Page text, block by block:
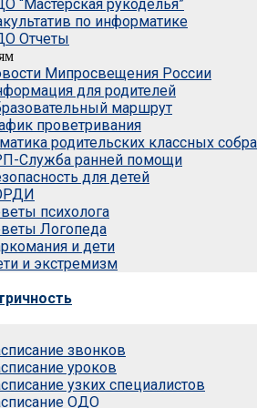
“Мастерская рукоделья”
по информатике
Отчеты
Мипросвещения России
для родителей
маршрут
проветривания
родительских классных
Служба ранней помощи
для детей
психолога
Логопеда
и дети
и экстремизм
звонков
уроков
узких специалистов
ОДО